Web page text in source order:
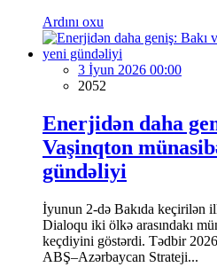
Ardını oxu
3 İyun 2026 00:00
2052
Enerjidən daha
Vaşinqton
gündəliyi
İyunun 2-də Bakıda keçirilən
Dialoqu iki ölkə arasındakı
keçdiyini göstərdi. Tədbir
ABŞ–Azərbaycan Strateji...